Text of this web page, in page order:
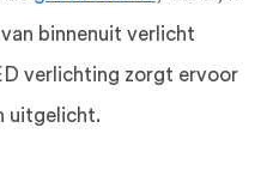
binnenuit verlicht
verlichting zorgt ervoor
uitgelicht.